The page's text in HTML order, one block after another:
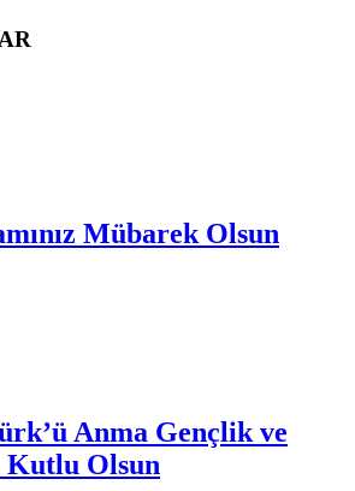
Mübarek Olsun
Anma Gençlik ve
Kutlu Olsun